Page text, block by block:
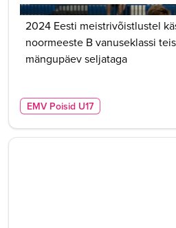
2024 Eesti meistrivõistlustel
noormeeste B vanuseklassi
mängupäev seljataga
EMV Poisid U17